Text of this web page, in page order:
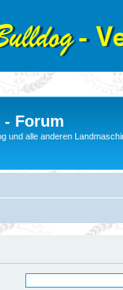
- Forum
und alle anderen